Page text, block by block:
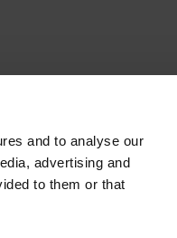
and to analyse our
advertising and
to them or that